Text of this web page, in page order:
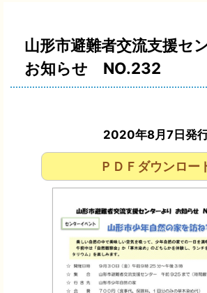
山形市避難者交流支援セ
お知らせ NO.232
2020年8月7日発
ＰＤＦダウンロー